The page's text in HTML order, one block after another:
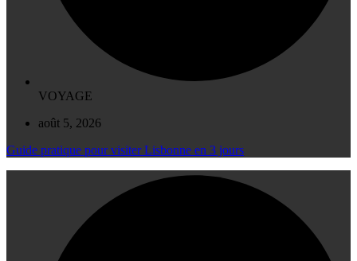
VOYAGE
août 5, 2026
Guide pratique pour visiter Lisbonne en 3 jours